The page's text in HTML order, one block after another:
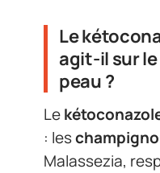
Le
agit-il sur
peau ?
Le
: les
Malassezia,